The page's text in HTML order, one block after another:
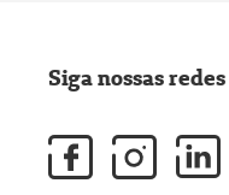
Siga nossas